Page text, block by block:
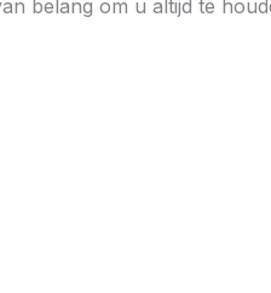
belang om u altijd te